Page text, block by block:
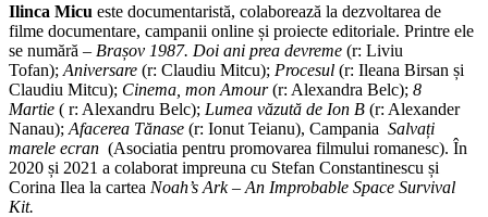
Ilinca Micu este documentaristă, colaborează la dezvoltarea de
filme documentare, campanii online și proiecte editoriale. Printre ele
se numără – Brașov 1987. Doi ani prea devreme (r: Liviu
Tofan); Aniversare (r: Claudiu Mitcu); Procesul (r: Ileana Birsan și
Claudiu Mitcu); Cinema, mon Amour(r: Alexandra Belc); 8
Martie ( r: Alexandru Belc); Lumea văzută de Ion B (r: Alexander
Nanau); Afacerea Tănase (r: Ionut Teianu), Campania Salvați
marele ecran (Asociatia pentru promovarea filmului romanesc). În
2020 și 2021 a colaborat impreuna cu Stefan Constantinescu și
Corina Ilea la cartea Noah’s Ark – An Improbable Space Survival
Kit.